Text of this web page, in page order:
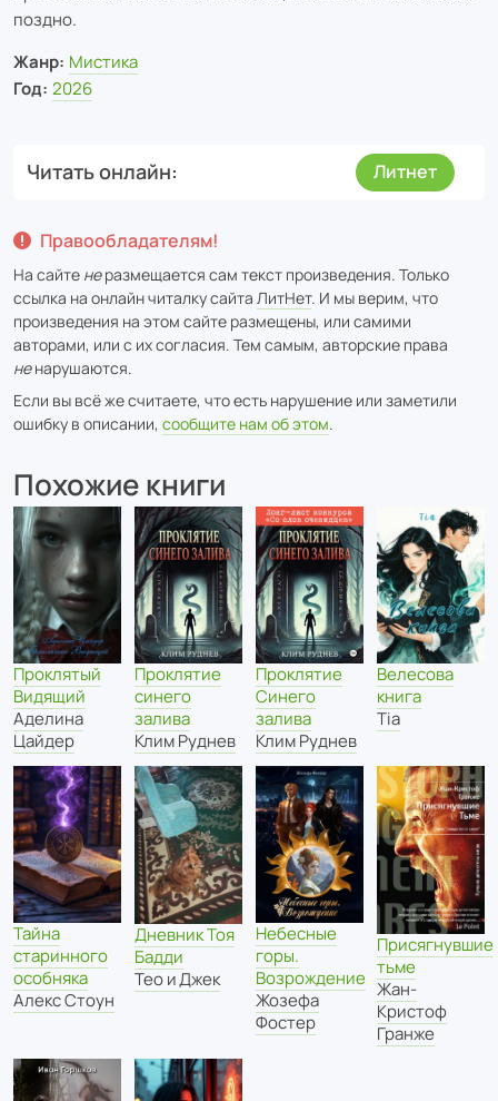
поздно.
Жанр: Мистика
Год: 2026
Читать онлайн Литнет
Правообладателям!
На сайте неразмещается сам текст произведения. Только
ссылка на онлайн читалку сайта ЛитНет. И мы верим, что
произведения на этом сайте размещены, или самими
авторами, или с их согласия. Тем самым, авторские права
ненарушаются.
Если вы всё же считаете, что есть нарушение или заметили
ошибку в описании, сообщите нам об этом.
Похожие книги
Проклятый
Видящий
Аделина
Цайдер
Проклятие
синего
залива
Клим Руднев
Проклятие
Синего
залива
Клим Руднев
Велесова
книга
Tia
Тайна
старинного
особняка
Алекс Стоун
Дневник Тоя
Бадди
Тео и Джек
Небесные
горы.
Возрождение
Жозефа
Фостер
Присягнувшие
тьме
Жан-
Кристоф
Гранже